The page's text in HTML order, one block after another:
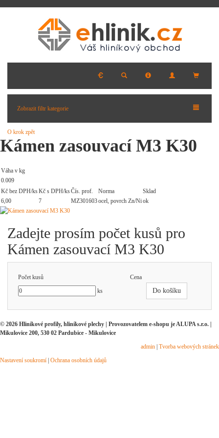
Zobrazit filtr kategorie
O krok zpět
Kámen zasouvací M3 K30
Váha v kg
0.009
Kč bez DPH/ksKč s DPH/ksČís. prof. Norma
Sklad
6,00
7 MZ301603ocel, povrch Zn/Niok
Zadejte prosím počet kusů pro
Kámen zasouvací M3 K30
Počet kusů
Cena
ks
Do košíku
© 2026 Hliníkové profily, hliníkové plechy | Provozovatelem e-shopu je ALUPA s.r.o. |
Mikulovice 200, 530 02 Pardubice - Mikulovice
admin Tvorba webových stránek
Nastavení soukromí Ochrana osobních údajů